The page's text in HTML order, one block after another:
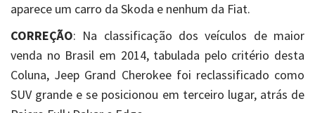
aparece um carro da Skoda e nenhum da Fiat.
CORREÇÃO: Na classificação dos veículos de maior
venda no Brasil em 2014, tabulada pelo critério desta
Coluna, Jeep Grand Cherokee foi reclassificado como
SUV grande e se posicionou em terceiro lugar, atrás de